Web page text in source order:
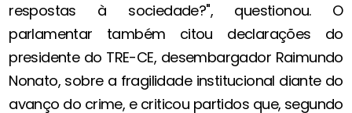
respostas à sociedade?", questionou. O
parlamentar também citou declarações do
presidente do TRE-CE, desembargador Raimundo
Nonato, sobre a fragilidade institucional diante do
avanço do crime, e criticou partidos que, segundo